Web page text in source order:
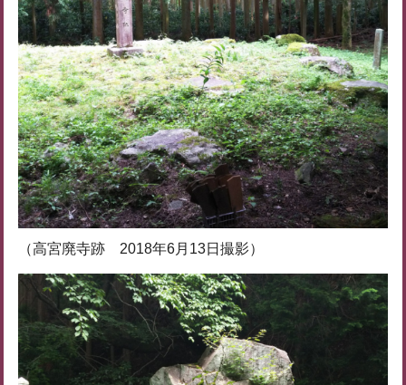
（高宮廃寺跡 2018年6月13日撮影）